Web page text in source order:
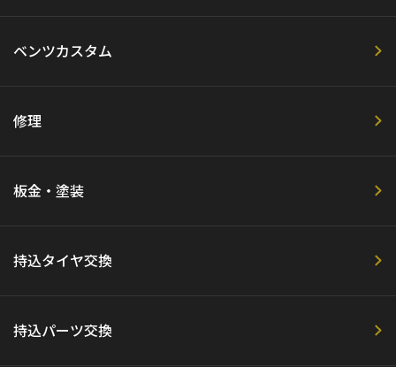
ベンツカスタム
修理
板金・塗装
持込タイヤ交換
持込パーツ交換